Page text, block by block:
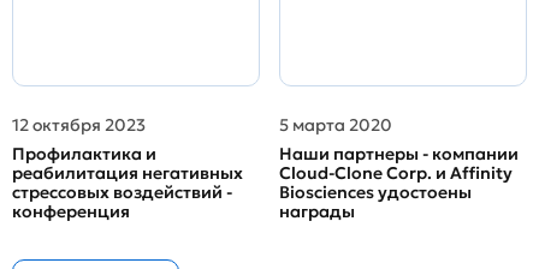
12 октября 2023
Профилактика и
реабилитация негативных
стрессовых воздействий -
конференция
5 марта 2020
Наши партнеры - компании
Cloud-Clone Corp. и Affinity
Biosciences удостоены
награды